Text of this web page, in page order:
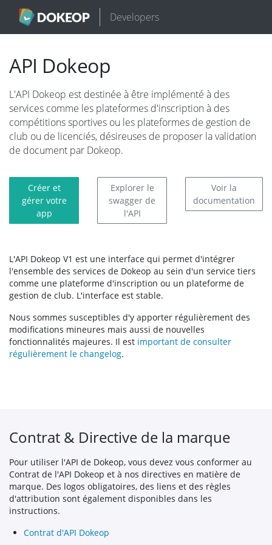
Developers
API Dokeop
L'API Dokeop est destinée à être implémenté à des
services comme les plateformes d'inscription à des
compétitions sportives ou les plateformes de gestion de
club ou de licenciés, désireuses de proposer la validation
de document par Dokeop.
Créer et
gérer votre
app
Explorer le
swagger de
l'API
Voir la
documentation
L'API Dokeop V1 est une interface qui permet d'intégrer
l'ensemble des services de Dokeop au sein d'un service tiers
comme une plateforme d'inscription ou un plateforme de
gestion de club. L'interface est stable.
Nous sommes susceptibles d'y apporter régulièrement des
modifications mineures mais aussi de nouvelles
fonctionnalités majeures. Il est important de consulter
régulièrement le changelog.
Contrat & Directive de la marque
Pour utiliser l'API de Dokeop, vous devez vous conformer au
Contrat de l'API Dokeop et à nos directives en matière de
marque. Des logos obligatoires, des liens et des règles
d'attribution sont également disponibles dans les
instructions.
Contrat d'API Dokeop